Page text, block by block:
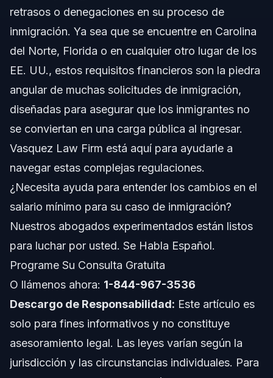
Consideraciones en Carolina del Norte
Consideraciones en Florida
Marco Nacional para los Requisitos Salariales
Cuándo Llamar a un Abogado Ahora por Cambios
Salariales
Acerca de Vasquez Law Firm
Preguntas Frecuentes
¿Cómo afectan los cambios en el salario mínimo a las
con los cambios en el salario mínimo?
¿Qué sucede si el ingreso de mi patrocinador no
¿Las leyes estatales de salario mínimo afectan las
solicitudes federales de inmigración?
¿Con qué frecuencia se actualizan las Guías Federales
retrasos o denegaciones en su proceso de
inmigración. Ya sea que se encuentre en Carolina
del Norte, Florida o en cualquier otro lugar de los
EE. UU., estos requisitos financieros son la piedra
angular de muchas solicitudes de inmigración,
diseñadas para asegurar que los inmigrantes no
se conviertan en una carga pública al ingresar.
Vasquez Law Firm está aquí para ayudarle a
navegar estas complejas regulaciones.
¿Necesita ayuda para entender los cambios en el
salario mínimo para su caso de inmigración?
Nuestros abogados experimentados están listos
para luchar por usted. Se Habla Español.
Programe Su Consulta Gratuita
O llámenos ahora: 1-844-967-3536
Descargo de Responsabilidad: Este artículo es
solo para fines informativos y no constituye
asesoramiento legal. Las leyes varían según la
jurisdicción y las circunstancias individuales. Para